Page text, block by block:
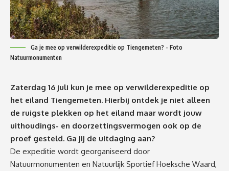
Ga je mee op verwilderexpeditie op Tiengemeten? - Foto
Natuurmonumenten
Zaterdag 16 juli kun je mee op verwilderexpeditie op
het eiland Tiengemeten. Hierbij ontdek je niet alleen
de ruigste plekken op het eiland maar wordt jouw
uithoudings- en doorzettingsvermogen ook op de
proef gesteld. Ga jij de uitdaging aan?
De expeditie wordt georganiseerd door
Natuurmonumenten en Natuurlijk Sportief Hoeksche Waard,